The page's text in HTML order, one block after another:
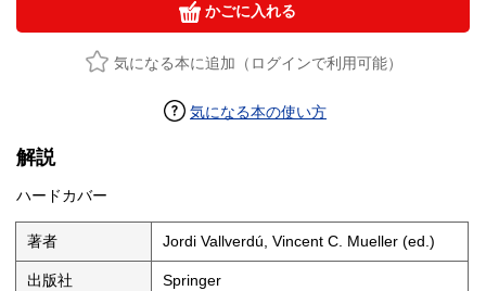
かごに入れる
気になる本に追加（ログインで利用可能）
気になる本の使い方
解説
ハードカバー
著者 Jordi Vallverdú, Vincent C. Mueller (ed.)
出版社 Springer